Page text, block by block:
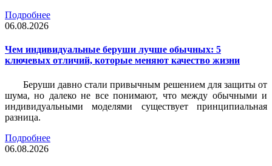
Подробнее
06.08.2026
Чем индивидуальные беруши лучше обычных: 5
ключевых отличий, которые меняют качество жизни
Беруши давно стали привычным решением для защиты от
шума, но далеко не все понимают, что между обычными и
индивидуальными моделями существует принципиальная
разница.
Подробнее
06.08.2026